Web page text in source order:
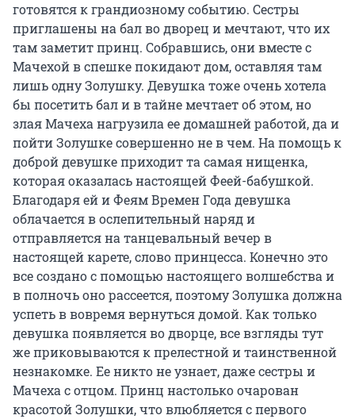
готовятся к грандиозному событию. Сестры
приглашены на бал во дворец и мечтают, что их
там заметит принц. Собравшись, они вместе с
Мачехой в спешке покидают дом, оставляя там
лишь одну Золушку. Девушка тоже очень хотела
бы посетить бал и в тайне мечтает об этом, но
злая Мачеха нагрузила ее домашней работой, да и
пойти Золушке совершенно не в чем. На помощь к
доброй девушке приходит та самая нищенка,
которая оказалась настоящей Феей-бабушкой.
Благодаря ей и Феям Времен Года девушка
облачается в ослепительный наряд и
отправляется на танцевальный вечер в
настоящей карете, слово принцесса. Конечно это
все создано с помощью настоящего волшебства и
в полночь оно рассеется, поэтому Золушка должна
успеть в вовремя вернуться домой. Как только
девушка появляется во дворце, все взгляды тут
же приковываются к прелестной и таинственной
незнакомке. Ее никто не узнает, даже сестры и
Мачеха с отцом. Принц настолько очарован
красотой Золушки, что влюбляется с первого